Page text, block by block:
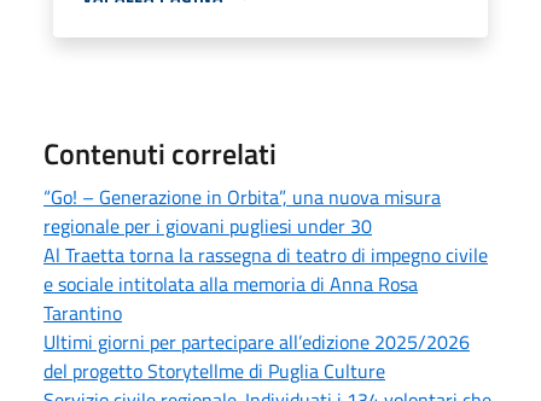
Contenuti correlati
“Go! – Generazione in Orbita”, una nuova misura
regionale per i giovani pugliesi under 30
Al Traetta torna la rassegna di teatro di impegno civile
e sociale intitolata alla memoria di Anna Rosa
Tarantino
Ultimi giorni per partecipare all’edizione 2025/2026
del progetto Storytellme di Puglia Culture